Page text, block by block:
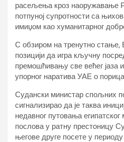
расељења кроз наоружавање
потпуној супротности са
имиџом као хуманитарног
С обзиром на тренутно стање,
позицији да игра кључну
премошћивању све већег јаза
упорног наратива УАЕ о
Судански министар спољних
сигнализирао да је таква
недавног путовања
послова у ратну престоницу
његове друге посете у